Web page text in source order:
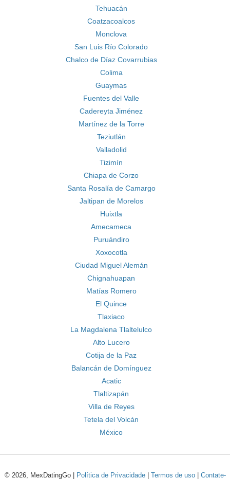
Tehuacán
Coatzacoalcos
Monclova
San Luis Río Colorado
Chalco de Díaz Covarrubias
Colima
Guaymas
Fuentes del Valle
Cadereyta Jiménez
Martínez de la Torre
Teziutlán
Valladolid
Tizimín
Chiapa de Corzo
Santa Rosalía de Camargo
Jaltipan de Morelos
Huixtla
Amecameca
Puruándiro
Xoxocotla
Ciudad Miguel Alemán
Chignahuapan
Matías Romero
El Quince
Tlaxiaco
La Magdalena Tlaltelulco
Alto Lucero
Cotija de la Paz
Balancán de Domínguez
Acatic
Tlaltizapán
Villa de Reyes
Tetela del Volcán
México
© 2026, MexDatingGo | Política de Privacidade| Termos de uso| Contate-